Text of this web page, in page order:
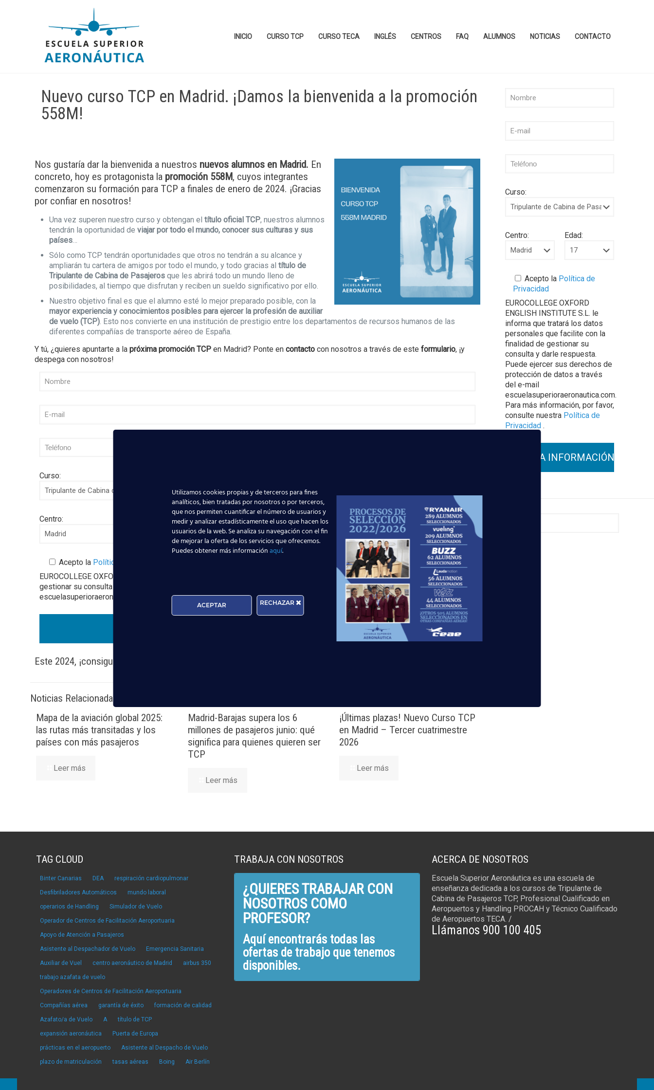
INICIO CURSO TCP CURSO TECA INGLÉS CENTROS FAQ ALUMNOS NOTICIAS CONTACTO
Nuevo curso TCP en Madrid. ¡Damos la bienvenida a la promoción
558M!
Nos gustaría dar la bienvenida a nuestros nuevos alumnos en Madrid. En
concreto, hoy es protagonista la promoción 558M, cuyos integrantes
comenzaron su formación para TCP a finales de enero de 2024. ¡Gracias
por confiar en nosotros!
Una vez superen nuestro curso y obtengan el título oficial TCP, nuestros alumnos
tendrán la oportunidad deviajar por todo el mundo, conocer sus culturas y sus
países…
Sólo como TCP tendrán oportunidades que otros no tendrán a su alcance y
ampliarán tu cartera de amigos por todo el mundo, y todo gracias altítulo de
Tripulante de Cabina de Pasajeros que les abrirá todo un mundo lleno de
posibilidades, al tiempo que disfrutan y reciben un sueldo significativo por ello.
Nuestro objetivo final es que el alumno esté lo mejor preparado posible, con la
mayor experiencia y conocimientos posibles para ejercer la profesión de auxiliar
de vuelo (TCP). Esto nos convierte en una institución de prestigio entre los departamentos de recursos humanos de las
diferentes compañías de transporte aéreo de España.
Y tú, ¿quieres apuntarte a lapróxima promoción TCP en Madrid? Ponte encontacto con nosotros a través de esteformulario, ¡y
despega con nosotros!
Curso:
Centro: Edad:
Acepto la Política de Privacidad
EUROCOLLEGE OXFORD ENGLISH INSTITUTE S.L. le informa que tratará los datos personales que facilite con la finalidad de
gestionar su consulta y darle respuesta. Puede ejercer sus derechos de protección de datos a través del e-mail
escuelasuperioraeronautica.com. Para más información, por favor, consulte nuestra
Política de Privacidad.
Este 2024, ¡consigue el
Noticias Relacionadas
Mapa de la aviación global 2025:
las rutas más transitadas y los
países con más pasajeros
Leer más
Madrid-Barajas supera los 6
millones de pasajeros junio: qué
significa para quienes quieren ser
TCP
Leer más
¡Últimas plazas! Nuevo Curso TCP
en Madrid – Tercer cuatrimestre
2026
Leer más
Curso:
Centro: Edad:
Acepto laPolítica de
Privacidad
EUROCOLLEGE OXFORD
ENGLISH INSTITUTE S.L. le
informa que tratará los datos
personales que facilite con la
finalidad de gestionar su
consulta y darle respuesta.
Puede ejercer sus derechos de
protección de datos a través
del e-mail
escuelasuperioraeronautica.com.
Para más información, por favor,
consulte nuestra Política de
Privacidad .
TAG CLOUD
Binter Canarias DEA respiración cardiopulmonar
Desfibriladores Automáticos mundo laboral
operarios de Handling Simulador de Vuelo
Operador de Centros de Facilitación Aeroportuaria
Apoyo de Atención a Pasajeros
Asistente al Despachador de Vuelo Emergencia Sanitaria
Auxiliar de Vuel centro aeronáutico de Madrid airbus 350
trabajo azafata de vuelo
Operadores de Centros de Facilitación Aeroportuaria
Compañías aérea garantía de éxito formación de calidad
Azafato/a de Vuelo A título de TCP
expansión aeronáutica Puerta de Europa
prácticas en el aeropuerto Asistente al Despacho de Vuelo
plazo de matriculación tasas aéreas Boing Air Berlín
TRABAJA CON NOSOTROS
¿QUIERES TRABAJAR CON
NOSOTROS COMO
PROFESOR?
Aquí encontrarás todas las
ofertas de trabajo que tenemos
disponibles.
ACERCA DE NOSOTROS
Escuela Superior Aeronáutica es una escuela de
enseñanza dedicada a los cursos de Tripulante de
Cabina de Pasajeros TCP, Profesional Cualificado en
Aeropuertos y Handling PROCAH y Técnico Cualificado
de Aeropuertos TECA. /
Llámanos 900 100 405
Utilizamos cookies propias y de terceros para fines
analíticos, bien tratadas por nosotros o por terceros,
que nos permiten cuantificar el número de usuarios y
medir y analizar estadísticamente el uso que hacen los
usuarios de la web. Se analiza su navegación con el fin
de mejorar la oferta de los servicios que ofrecemos.
Puedes obtener más informaciónaquí.
ACEPTAR RECHAZAR